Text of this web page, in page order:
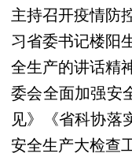
主持召开疫情防
习省委书记楼阳
全生产的讲话精
委会全面加强安
见》《省科协落
安全生产大检查